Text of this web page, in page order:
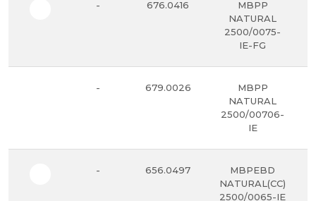
- 676.0416
MBPP
NATURAL
2500/0075-
IE-FG
- 679.0026
MBPP
NATURAL
2500/00706-
IE
- 656.0497
MBPEBD
NATURAL(CC)
2500/0065-IE